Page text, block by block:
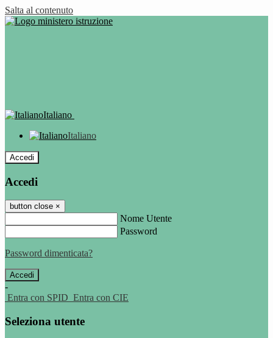
Salta al contenuto
Italiano
Italiano
Accedi
Accedi
button close ×
Nome Utente
Password
Password dimenticata?
-
Entra con SPID Entra con CIE
Seleziona utente